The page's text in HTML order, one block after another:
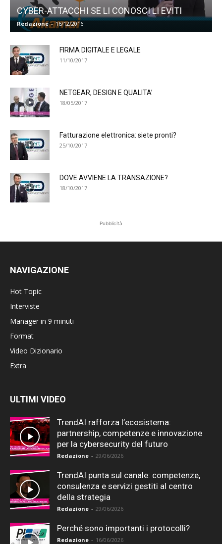
CYBER-ATTACCHI SE LI CONOSCI LI EVITI
Redazione - 16/12/2016
FIRMA DIGITALE E LEGALE
11/10/2017
NETGEAR, DESIGN E QUALITA’
18/05/2017
Fatturazione elettronica: siete pronti?
25/10/2017
DOVE AVVIENE LA TRANSAZIONE?
18/10/2017
Pubblicità
NAVIGAZIONE
Hot Topic
Interviste
Manager in 9 minuti
Format
Video Dizionario
Extra
ULTIMI VIDEO
TrendAI rafforza l’ecosistema:
partnership, competenze e innovazione
per la cybersecurity del futuro
Redazione - 29/06/2026
TrendAI punta sul canale: competenze,
consulenza e servizi gestiti al centro
della strategia
Redazione - 29/06/2026
Perché sono importanti i protocolli?
Redazione - 16/06/2026